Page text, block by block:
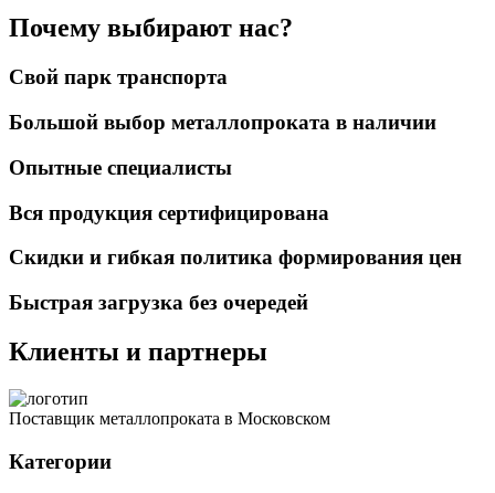
Почему выбирают нас?
Свой парк транспорта
Большой выбор металлопроката в наличии
Опытные специалисты
Вся продукция сертифицирована
Скидки и гибкая политика формирования цен
Быстрая загрузка без очередей
Клиенты и партнеры
Поставщик металлопроката в Московском
Категории